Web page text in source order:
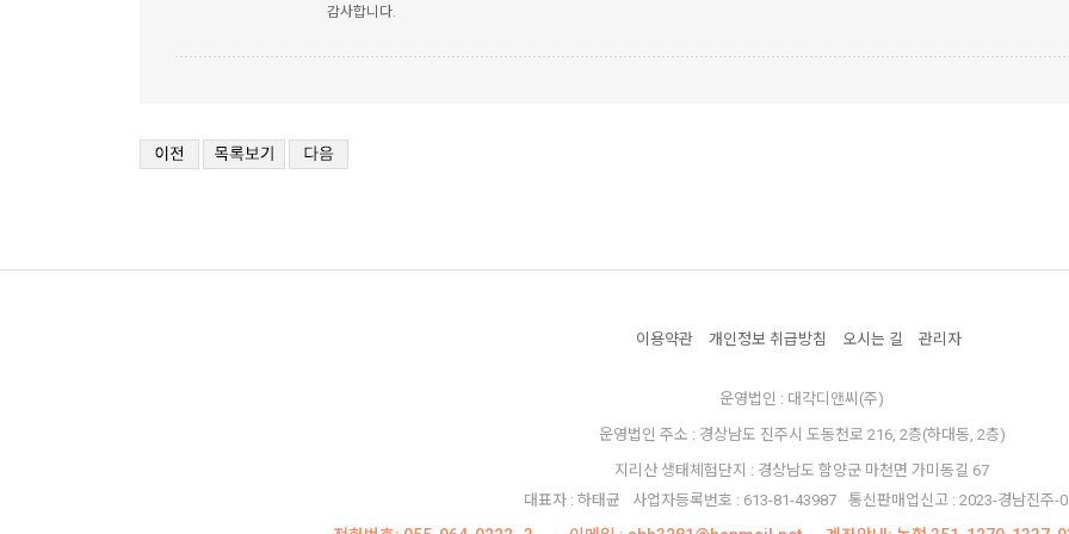
감사합니다.
이용약관 개인정보 취급방침 오시는 길 관리자
운영법인 : 대각디앤씨(주)
운영법인 주소 : 경상남도 진주시 도동천로 216, 2층(하대동, 2층)
지리산 생태체험단지 : 경상남도 함양군 마천면 가미동길 67
대표자 : 하태균
사업자등록번호 : 613-81-43987 통신판매업신고 : 2023-경남진주-